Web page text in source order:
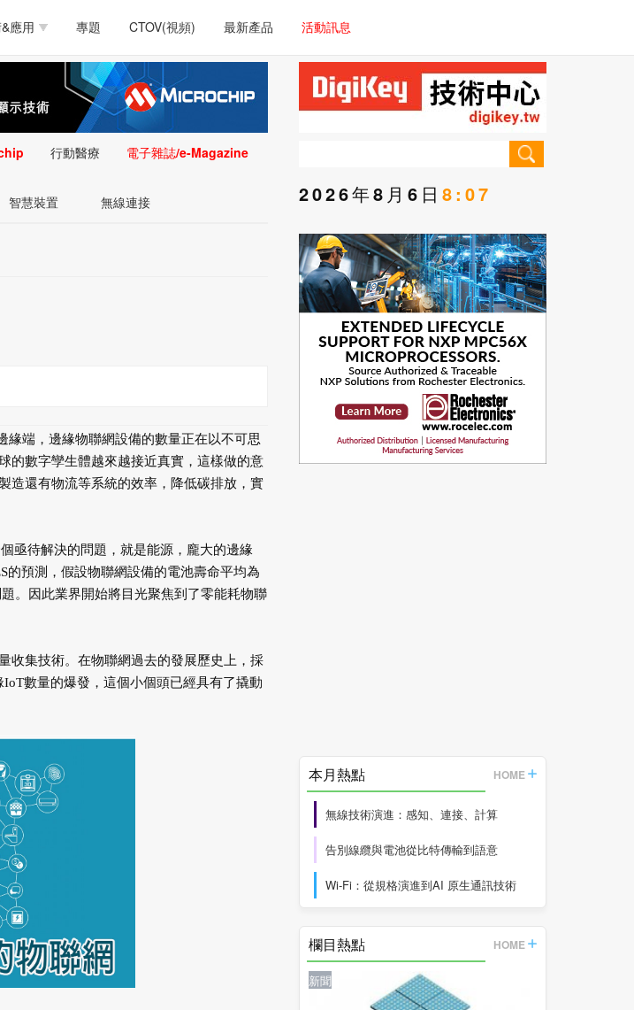
子
控
應用
電源技術
電子 通訊&網路
術 LED/照明技術 微處理器/微控制器
技術 感測技術
專題 CTOV(視頻) 最新產品 活動訊息
子
控
電子 通訊&網路 介面技術
技術 LED/照明技術 微處理器/微控制器
術 感測技術 量測儀器
型視覺影像/監
術
行動醫療 電子雜誌/e-Magazine
智慧裝置 無線連接
端，邊緣物聯網設備的數量正在以不可思
的數字孿生體越來越接近真實，這樣做的意
造還有物流等系統的效率，降低碳排放，實
亟待解決的問題，就是能源，龐大的邊緣
預測，假設物聯網設備的電池壽命平均為
。因此業界開始將目光聚焦到了零能耗物聯
收集技術。在物聯網過去的發展歷史上，採
數量的爆發，這個小個頭已經具有了撬動
2026年8月6日 8:07
本月熱點 HOME
無線技術演進：感知、連接、計算
告別線纜與電池從比特傳輸到語意
Wi-Fi：從規格演進到AI 原生通訊技術
欄目熱點 HOME
新聞